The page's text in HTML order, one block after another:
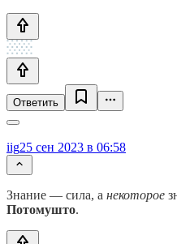
Ответить
iig25 сен 2023 в 06:58
Знание — сила, а некоторое
Потомушто.